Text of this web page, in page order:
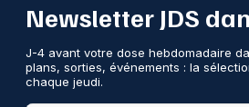
Newsletter JDS
J-4 avant votre dose hebdomadaire
plans, sorties, événements : la
chaque jeudi.